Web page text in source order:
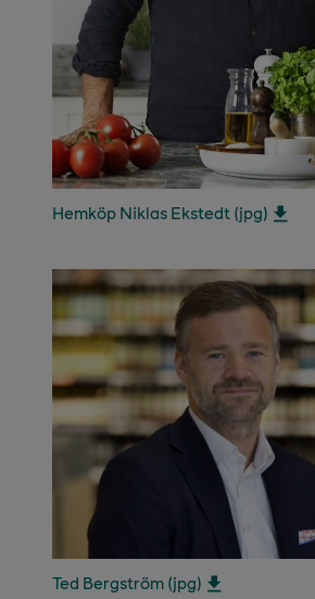
Hemköp Niklas Ekstedt (jpg)
Ted Bergström (jpg)